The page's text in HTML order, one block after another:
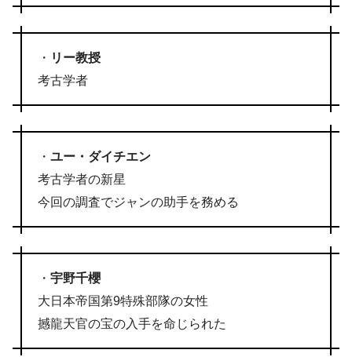
・ リー教授
考古学者
・ ユー・ダイチエン
考古学者の新星
今回の調査でジャンの助手を務める
・ 宇野千櫻
大日本帝国第9特殊部隊の女性
撼龍天官の宝の入手を命じられた